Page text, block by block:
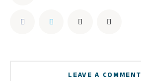
LEAVE A COMMENT